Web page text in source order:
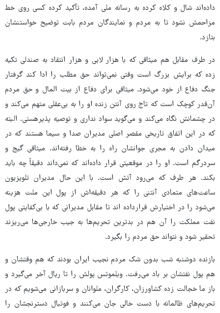
داده‌اند شال و کلاه کرده به رسانه ملی آمده، تأکید کرده کسی روی خط
مزاحمش نشود تا به مردم و نمایندگان مردم بابت توضیح خواستنشان
بتازد.
در طرف مقابل هم میثاقی که با هزار لابی و هزار انتقاد به صندلی تکیه
زده که برایش بزرگ است وقتی نمی‌تواند حق مطلب را ادا کند گرفتار
جنگ دفاع از خود می‌شود. میثاقی برای دفاع از بیت المال و حق مردم
آن‌قدر کوچک است که تاج روی آنتن زنده او را به بی‌عقلی متهم می‌کند و
در چشمانش نگاه می‌کند و می‌گوید سواد نداری و توصیه پذیرهستی. البته
که در این اتفاق تاریخی مقصر اصلی مدیران صدا و سیما هستند که در
میدان دادن به مجری جوانشان راه را به خطا رفته‌اند. میثاقی گیج و
سردرگم است. او را در موقعیتی قرار داده‌اند که نمی‌داند دقیقاً چه باید
بکند. هر طرف که می‌رود آتش است. با این حال مدیران تلویزیون
ساعت‌های متمادی آنتنی را که هر دقیقه‌اش از پول این ملت هزینه
می‌شود را در اختیارش قرارداده اند تا مقابل مدیرانی که با بی‌کفایتی پول
نفت مملکت را آن هم در بدترین تحریم‌ها به جیب خارجی‌ها می‌ریزند
تحقیر شود و نتواند حق مردم را بگیرد.
بازنده دوشنبه شب بدون شک مردم نجیب ایران بودند که هم وقتشان و
هم پول نفتشان بر باد می‌رفت. ویلموتس پولش را تا ریال آخر می‌گیرد و
باز ما خجالت زده کشاورزان، کارگران، ملوانان و سربازانی می‌شویم که در
تحریم‌های ظالمانه با دست خالی جان می‌کنند و فوتبال دسترنجشان را